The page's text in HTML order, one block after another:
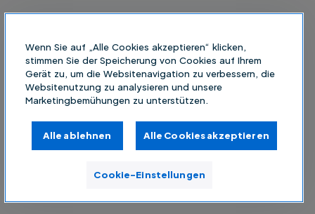
Wenn Sie auf „Alle Cookies akzeptieren“ klicken,
stimmen Sie der Speicherung von Cookies auf Ihrem
Gerät zu, um die Websitenavigation zu verbessern, die
Websitenutzung zu analysieren und unsere
Marketingbemühungen zu unterstützen.
Alle ablehnen Alle Cookies akzeptieren
Cookie-Einstellungen